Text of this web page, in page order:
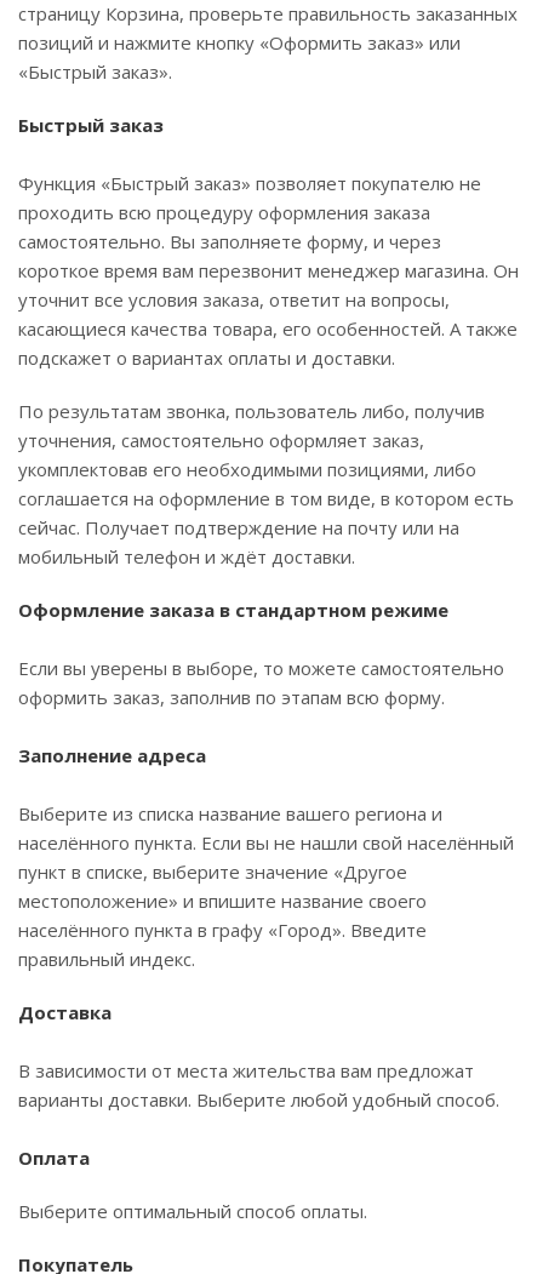
страницу Корзина, проверьте правильность заказанных
позиций и нажмите кнопку «Оформить заказ» или
«Быстрый заказ».
Быстрый заказ
Функция «Быстрый заказ» позволяет покупателю не
проходить всю процедуру оформления заказа
самостоятельно. Вы заполняете форму, и через
короткое время вам перезвонит менеджер магазина. Он
уточнит все условия заказа, ответит на вопросы,
касающиеся качества товара, его особенностей. А также
подскажет о вариантах оплаты и доставки.
По результатам звонка, пользователь либо, получив
уточнения, самостоятельно оформляет заказ,
укомплектовав его необходимыми позициями, либо
соглашается на оформление в том виде, в котором есть
сейчас. Получает подтверждение на почту или на
мобильный телефон и ждёт доставки.
Оформление заказа в стандартном режиме
Если вы уверены в выборе, то можете самостоятельно
оформить заказ, заполнив по этапам всю форму.
Заполнение адреса
Выберите из списка название вашего региона и
населённого пункта. Если вы не нашли свой населённый
пункт в списке, выберите значение «Другое
местоположение» и впишите название своего
населённого пункта в графу «Город». Введите
правильный индекс.
Доставка
В зависимости от места жительства вам предложат
варианты доставки. Выберите любой удобный способ.
Оплата
Выберите оптимальный способ оплаты.
Покупатель